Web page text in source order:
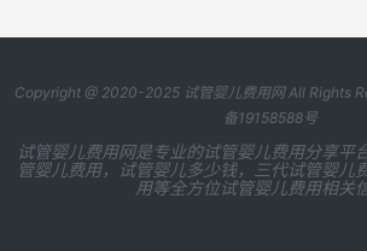
Copyright @ 2020-2025 试管婴儿费用网All Rights
备19158588号
试管婴儿费用网是专业的试管婴儿费用分享平
管婴儿费用，试管婴儿多少钱，三代试管婴儿
用等全方位试管婴儿费用相关信